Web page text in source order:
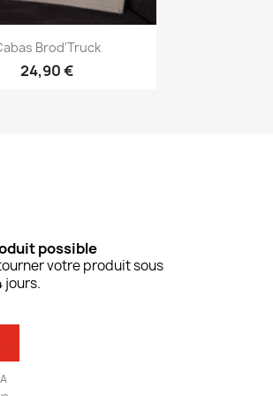
Aperçu rapide
Brod'Truck
24,90 €
possible
votre produit sous
jours.